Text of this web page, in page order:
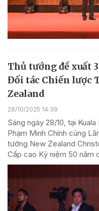
Thủ tướng đề xuất
Đối tác Chiến lược
Zealand
28/10/2025 14:39
Sáng ngày 28/10, tại
Phạm Minh Chính cùng
tướng New Zealand
Cấp cao Kỷ niệm 50 năm